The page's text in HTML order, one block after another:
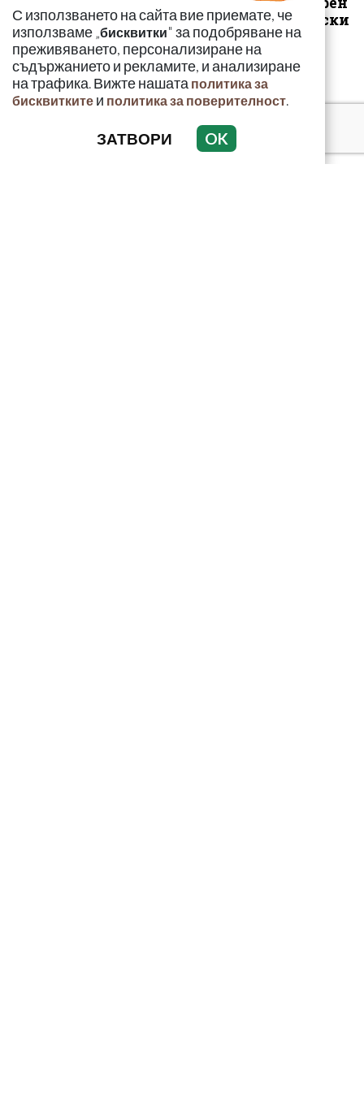
заради балони с райски
газ
Най-тежко
въоръжените
подводници в света са
С използването на сайта вие приемате, че
използваме „бисквитки" за подобряване на
преживяването, персонализиране на
съдържанието и рекламите, и анализиране
на трафика. Вижте нашата политика за
бисквитките и политика за поверителност.
ЗАТВОРИ OK